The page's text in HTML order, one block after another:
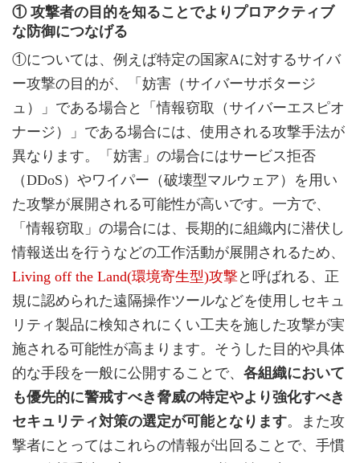
①攻撃者の目的を知ることでよりプロアクティブ
な防御につなげる
①については、例えば特定の国家Aに対するサイバ
ー攻撃の目的が、「妨害（サイバーサボタージ
ュ）」である場合と「情報窃取（サイバーエスピオ
ナージ）」である場合には、使用される攻撃手法が
異なります。「妨害」の場合にはサービス拒否
（DDoS）やワイパー（破壊型マルウェア）を用い
た攻撃が展開される可能性が高いです。一方で、
「情報窃取」の場合には、長期的に組織内に潜伏し
情報送出を行うなどの工作活動が展開されるため、
Living off the Land(環境寄生型)攻撃と呼ばれる、正
規に認められた遠隔操作ツールなどを使用しセキュ
リティ製品に検知されにくい工夫を施した攻撃が実
施される可能性が高まります。そうした目的や具体
的な手段を一般に公開することで、 各組織において
も優先的に警戒すべき脅威の特定やより強化すべき
セキュリティ対策の選定が可能となります。また攻
撃者にとってはこれらの情報が出回ることで、手慣